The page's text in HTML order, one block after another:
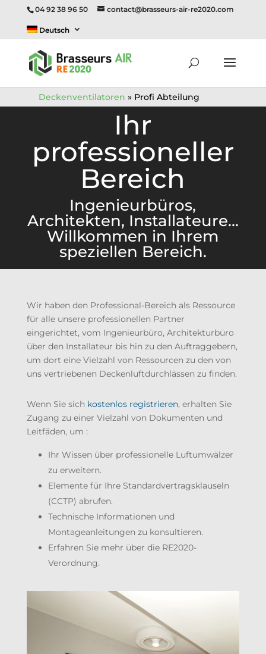
Deckenventilatoren » Profi Abteilung
04 92 38 96 50 contact@brasseurs-air-re2020.com
Deutsch
Ihr
professioneller
Bereich
Ingenieurbüros,
Architekten, Installateure…
Willkommen in Ihrem
speziellen Bereich.
Wir haben den Professional-Bereich als Ressource
für alle unsere professionellen Partner
eingerichtet, vom Ingenieurbüro, Architekturbüro
über den Installateur bis hin zu den Auftraggebern,
um dort eine Vielzahl von Ressourcen zu den von
uns vertriebenen Deckenluftdurchlässen zu finden.
Wenn Sie sich kostenlos registrieren, erhalten Sie
Zugang zu einer Vielzahl von Dokumenten und
Leitfäden, um :
Ihr Wissen über professionelle Luftumwälzer
zu erweitern.
Elemente für Ihre Standardvertragsklauseln
(CCTP) abrufen.
Technische Informationen und
Montageanleitungen zu konsultieren.
Erfahren Sie mehr über die RE2020-
Verordnung.